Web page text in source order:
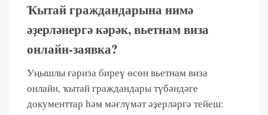
Ҡытай граждандарына нимә
әҙерләнергә кәрәк, вьетнам виза
онлайн-заявка?
Уңышлы ғариза биреү өсөн вьетнам виза
онлайн, ҡытай граждандары түбәндәге
документтар һәм мәғлүмәт әҙерләргә тейеш: